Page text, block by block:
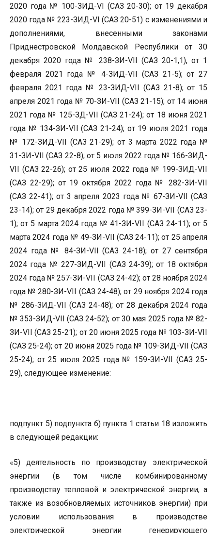
2020 года № 100-ЗИД-VI (САЗ 20-30); от 19 декабря
2020 года № 223-ЗИД-VI (САЗ 20-51) с изменениями и
дополнениями, внесенными законами
Приднестровской Молдавской Республики от 30
декабря 2020 года № 238-ЗИ-VII (САЗ 20-1,1), от 1
февраля 2021 года № 4-ЗИД-VII (САЗ 21-5); от 27
февраля 2021 года № 23-ЗИД-VII (САЗ 21-8); от 15
апреля 2021 года № 70-ЗИ-VII (САЗ 21-15); от 14 июня
2021 года № 125-ЗД-VII (САЗ 21-24); от 18 июня 2021
года № 134-ЗИ-VII (САЗ 21-24); от 19 июля 2021 года
№ 172-ЗИД-VII (САЗ 21-29); от 3 марта 2022 года №
31-ЗИ-VII (САЗ 22-8); от 5 июля 2022 года № 166-ЗИД-
VII (САЗ 22-26); от 25 июля 2022 года № 199-ЗИД-VII
(САЗ 22-29); от 19 октября 2022 года № 282-ЗИ-VII
(САЗ 22-41); от 3 апреля 2023 года № 67-ЗИ-VII (САЗ
23-14); от 29 декабря 2022 года № 399-ЗИ-VII (САЗ 23-
1); от 5 марта 2024 года № 41-ЗИ-VII (САЗ 24-11); от 5
марта 2024 года № 49-ЗИ-VII (САЗ 24-11); от 25 апреля
2024 года № 84-ЗИ-VII (САЗ 24-18); от 27 сентября
2024 года № 227-ЗИД-VII (САЗ 24-39); от 18 октября
2024 года № 257-ЗИ-VII (САЗ 24-42); от 28 ноября 2024
года № 280-ЗИ-VII (САЗ 24-48); от 29 ноября 2024 года
№ 286-ЗИД-VII (САЗ 24-48); от 28 декабря 2024 года
№ 353-ЗИД-VII (САЗ 24-52); от 30 мая 2025 года № 82-
ЗИ-VII (САЗ 25-21); от 20 июня 2025 года № 103-ЗИ-VII
(САЗ 25-24); от 20 июня 2025 года № 109-ЗИД-VII (САЗ
25-24); от 25 июля 2025 года № 159-ЗИ-VII (САЗ 25-
29), следующее изменение:
подпункт 5) подпункта б) пункта 1 статьи 18 изложить
в следующей редакции:
«5) деятельность по производству электрической
энергии (в том числе комбинированному
производству тепловой и электрической энергии, а
также из возобновляемых источников энергии) при
условии использования в производстве
электрической энергии генерирующего